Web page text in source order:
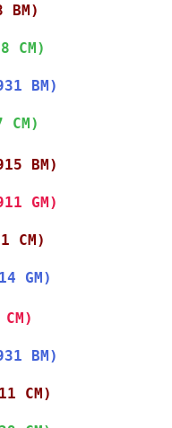
BM)
CM)
BM)
CM)
BM)
GM)
CM)
GM)
BM)
CM)